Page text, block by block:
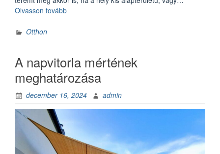
Olvasson tovább„Műfű
erkélyen:
Kreatív
megoldások
kis
Otthon
A napvitorla mértének
meghatározása
december 16, 2024 admin